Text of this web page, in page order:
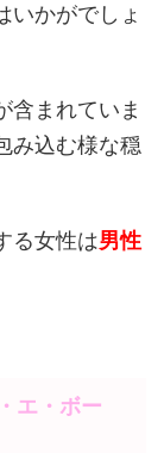
いかがでしょ
含まれていま
み込む様な穏
る女性は男性
エ・ボー